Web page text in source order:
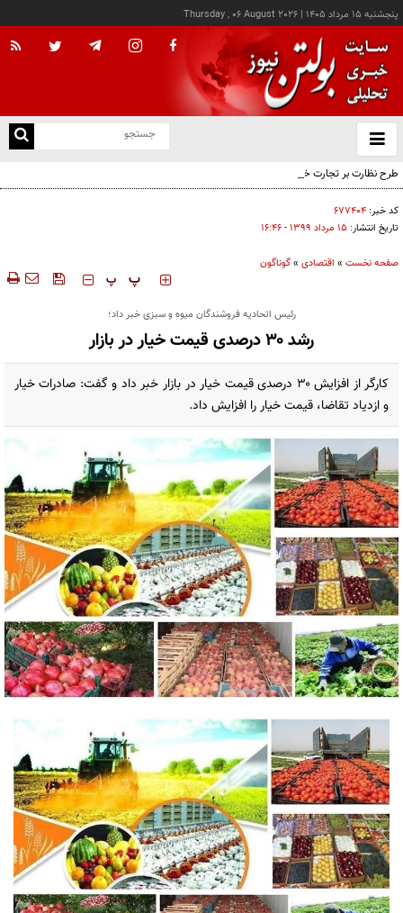
پنجشنبه ۱۵ مرداد ۱۴۰۵ |
Thursday , 06 August 2026
باز
و
طرح نظارت بر تجارت خرد مرزی در دستور کار است
کد خبر: ۶۷۷۴۰۴
تاریخ انتشار: ۱۵ مرداد ۱۳۹۹ - ۱۶:۴۶
صفحه نخست » اقتصادی »گوناگون
‍‍‍ پ پ
رئیس اتحادیه فروشندگان میوه و سبزی خبر داد؛
رشد ۳۰ درصدی قیمت خیار در بازار
کارگر از افزایش ۳۰ درصدی قیمت خیار در بازار خبر داد و گفت: صادرات خیار
و ازدیاد تقاضا، قیمت خیار را افزایش داد.